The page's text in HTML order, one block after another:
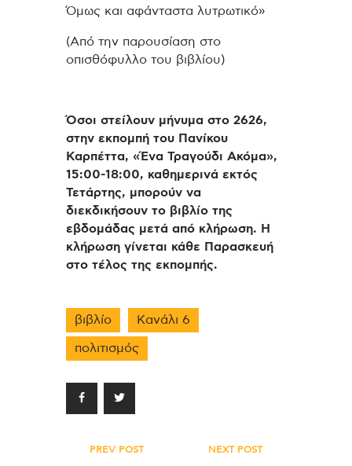
Όµως και αφάνταστα λυτρωτικό»
(Από την παρουσίαση στο
οπισθόφυλλο του βιβλίου)
Όσοι στείλουν μήνυμα στο 2626,
στην εκπομπή του Πανίκου
Καρπέττα, «Ένα Τραγούδι Ακόμα»,
15:00-18:00, καθημερινά εκτός
Τετάρτης, μπορούν να
διεκδικήσουν το βιβλίο της
εβδομάδας μετά από κλήρωση. Η
κλήρωση γίνεται κάθε Παρασκευή
στο τέλος της εκπομπής.
βιβλίο Κανάλι 6
πολιτισμός
Πλοήγηση
PREV POST NEXT POST